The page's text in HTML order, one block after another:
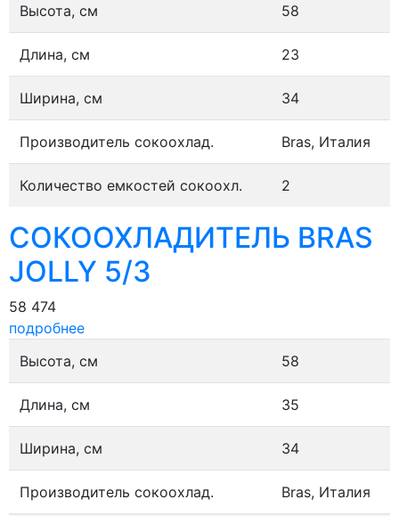
Высота, см
58
Длина, см 23
Ширина, см 34
Производитель сокоохлад. Bras, Италия
Количество емкостей сокоохл. 2
СОКООХЛАДИТЕЛЬ BRAS
JOLLY 5/3
58 474
подробнее
Высота, см
58
Длина, см 35
Ширина, см 34
Производитель сокоохлад. Bras, Италия